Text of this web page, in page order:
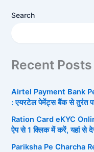
Search
Recent Posts
Airtel Payment Bank
: एयरटेल पेमेंट्स बैंक से तुरंत
Ration Card eKYC
ऐप से 1 क्लिक में करें, यहां से
Pariksha Pe Charcha